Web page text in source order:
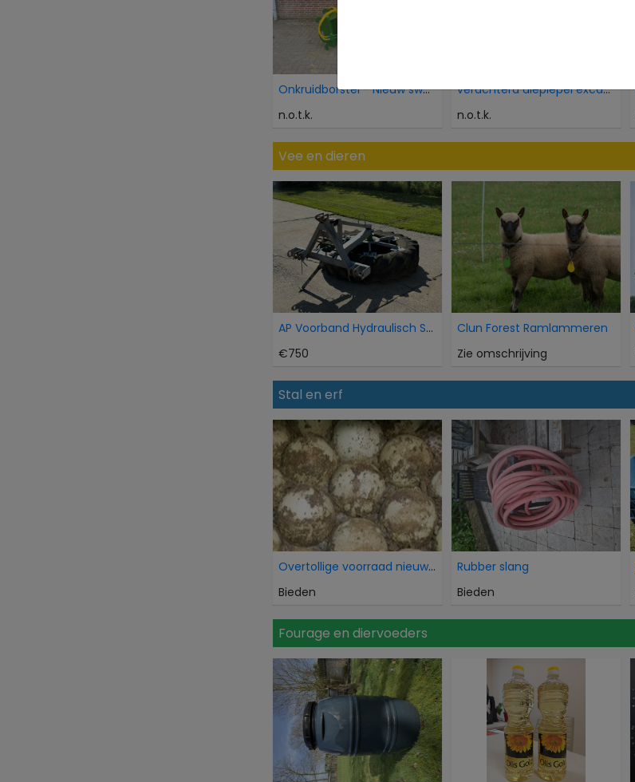
Onkruidborstel - Nieuw sweeper brush
n.o.t.k.
verachterd dieplepel excavator bucket
n.o.t.k.
Vee en dieren
AP Voorband Hydraulisch Schuif Kuilvoer voer aansc
€750
Clun Forest Ramlammeren
Zie omschrijving
Stal en erf
Overtollige voorraad nieuwe HDPE balansballen voor
Bieden
Rubber slang
Bieden
Fourage en diervoeders